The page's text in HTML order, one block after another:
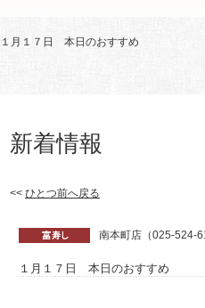
月１７日 本日のおすすめ
新着情報
<< ひとつ前へ戻る
南本町店（025-524-
１月１７日 本日のおすすめ